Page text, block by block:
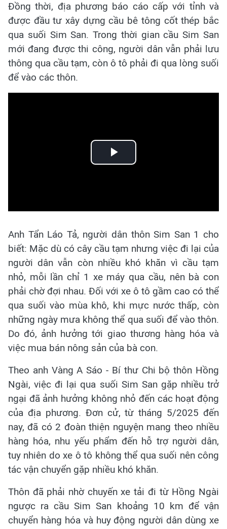
Đồng thời, địa phương báo cáo cấp với tỉnh và
được đầu tư xây dựng cầu bê tông cốt thép bắc
qua suối Sim San. Trong thời gian cầu Sim San
mới đang được thi công, người dân vẫn phải lưu
thông qua cầu tạm, còn ô tô phải đi qua lòng suối
để vào các thôn.
Play
Anh Tẩn Láo Tả, người dân thôn Sim San 1 cho
biết: Mặc dù có cây cầu tạm nhưng việc đi lại của
người dân vẫn còn nhiều khó khăn vì cầu tạm
nhỏ, mỗi lần chỉ 1 xe máy qua cầu, nên bà con
phải chờ đợi nhau. Đối với xe ô tô gầm cao có thể
qua suối vào mùa khô, khi mực nước thấp, còn
những ngày mưa không thể qua suối để vào thôn.
Do đó, ảnh hưởng tới giao thương hàng hóa và
việc mua bán nông sản của bà con.
Theo anh Vàng A Sáo - Bí thư Chi bộ thôn Hồng
Ngài, việc đi lại qua suối Sim San gặp nhiều trở
ngại đã ảnh hưởng không nhỏ đến các hoạt động
của địa phương. Đơn cử, từ tháng 5/2025 đến
nay, đã có 2 đoàn thiện nguyện mang theo nhiều
hàng hóa, nhu yếu phẩm đến hỗ trợ người dân,
tuy nhiên do xe ô tô không thể qua suối nên công
tác vận chuyển gặp nhiều khó khăn.
Thôn đã phải nhờ chuyến xe tải đi từ Hồng Ngài
ngược ra cầu Sim San khoảng 10 km để vận
chuyển hàng hóa và huy động người dân dùng xe